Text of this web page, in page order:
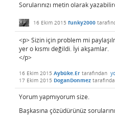
Sorularınızı metin olarak
16 Ekim 2015 funky2000
<p> Sizin için problem mi
yer o kısmı değildi. İyi akşamlar.
</p>
16 Ekim 2015 Aybüke.Er tarafından
17 Ekim 2015 DoganDonmez
Yorum yapmıyorum size.
Başkasına çözüdürünüz